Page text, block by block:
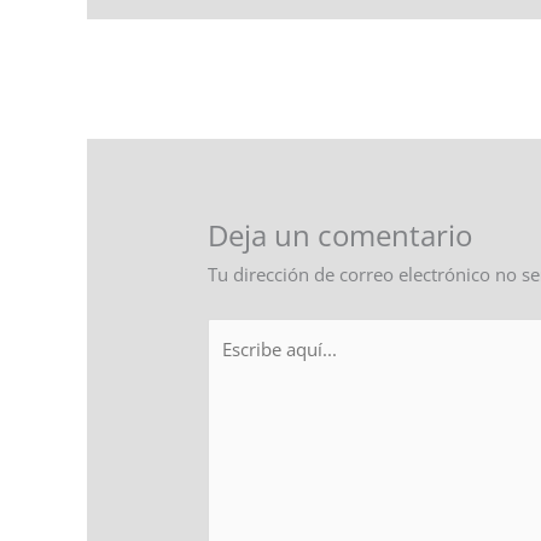
Deja un comentario
Tu dirección de correo electrónico no